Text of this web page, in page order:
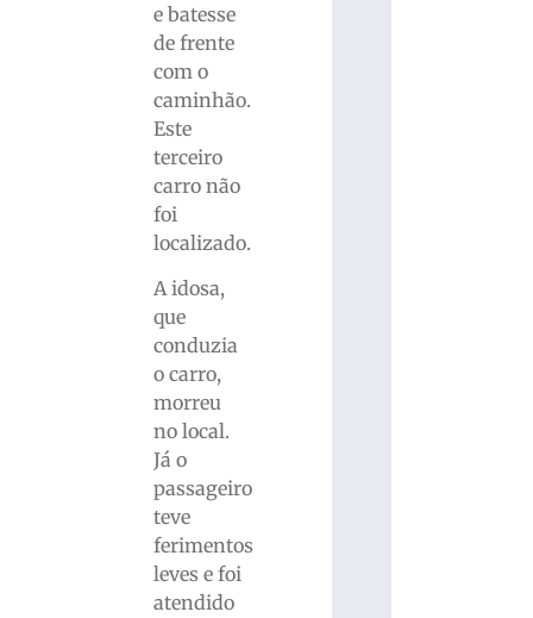
e batesse
de frente
com o
caminhão.
Este
terceiro
carro não
foi
localizado.
A idosa,
que
conduzia
o carro,
morreu
no local.
Já o
passageiro
teve
ferimentos
leves e foi
atendido